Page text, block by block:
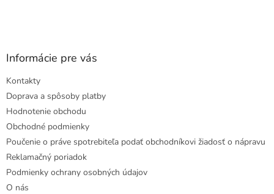
Informácie pre vás
Kontakty
Doprava a spôsoby platby
Hodnotenie obchodu
Obchodné podmienky
Poučenie o práve spotrebiteľa podať obchodníkovi žiadosť o nápravu
Reklamačný poriadok
Podmienky ochrany osobných údajov
O nás